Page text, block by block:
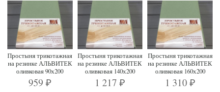
Простыня трикотажная
на резинке АЛЬВИТЕК
оливковая 90х200
959 ₽
Простыня трикотажная
на резинке АЛЬВИТЕК
оливковая 140х200
1 217 ₽
Простыня трикотажная
на резинке АЛЬВИТЕК
оливковая 160х200
1 310 ₽